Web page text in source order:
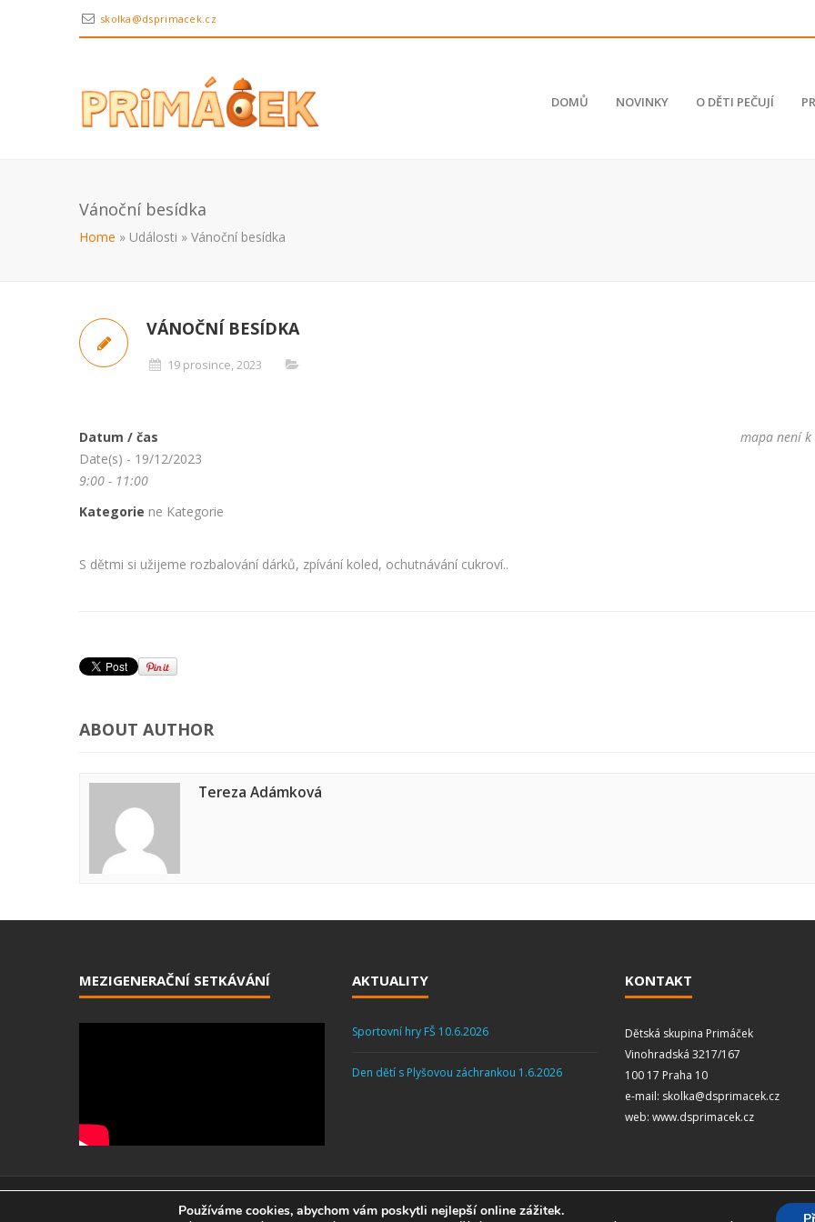
skolka@dsprimacek.cz
DOMŮ NOVINKY O DĚTI PEČUJÍ
Vánoční besídka
Home » Události » Vánoční besídka
VÁNOČNÍ BESÍDKA
19 prosince, 2023
mapa není k
Datum / čas
Date(s) - 19/12/2023
9:00 - 11:00
Kategorie ne Kategorie
S dětmi si užijeme rozbalování dárků, zpívání koled, ochutnávání cukroví..
ABOUT AUTHOR
Tereza Adámková
MEZIGENERAČNÍ SETKÁVÁNÍ AKTUALITY
Sportovní hry FŠ 10.6.2026
Den dětí s Plyšovou záchrankou 1.6.2026
KONTAKT
Dětská skupina Primáček
Vinohradská 3217/167
100 17 Praha 10
e-mail: skolka@dsprimacek.cz
web: www.dsprimacek.cz
Firemní školky s.r.o. 2018Používáme cookies, abychom vám poskytli nejlepší online zážitek.